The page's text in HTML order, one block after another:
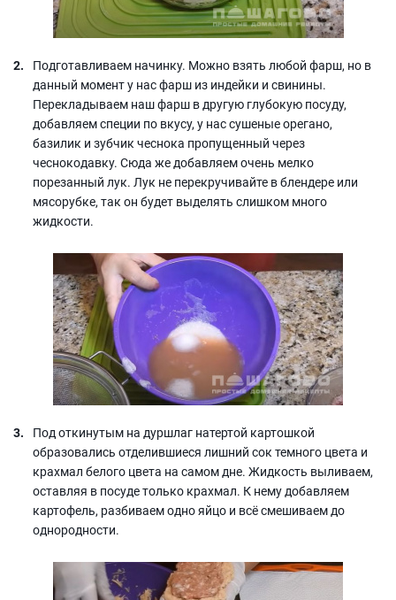
Подготавливаем начинку. Можно взять любой фарш, но в
данный момент у нас фарш из индейки и свинины.
Перекладываем наш фарш в другую глубокую посуду,
добавляем специи по вкусу, у нас сушеные орегано,
базилик и зубчик чеснока пропущенный через
чеснокодавку. Сюда же добавляем очень мелко
порезанный лук. Лук не перекручивайте в блендере или
мясорубке, так он будет выделять слишком много
жидкости.
Под откинутым на дуршлаг натертой картошкой
образовались отделившиеся лишний сок темного цвета и
крахмал белого цвета на самом дне. Жидкость выливаем,
оставляя в посуде только крахмал. К нему добавляем
картофель, разбиваем одно яйцо и всё смешиваем до
однородности.